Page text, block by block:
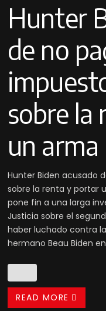
Hunter
de no
sobre la
un
Hunter Biden acusado
sobre la renta y portar
pone fin a una larga
Justicia sobre el
haber luchado contra
hermano Beau Biden en
READ MORE